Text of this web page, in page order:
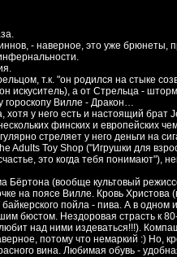
- наверное, это уже брюнеты,
т.к. "он родился на стыке
искуситель), а от Стрельца -
гороскопу Вилле - Дракон…
у него есть и настоящий брат
финских и европейских
стреляет у него деньги на
Adults Toy Shop ("Игрушки для
это когда тебя понимают"),
(вообще культовый
на поясе Вилле. Кровь Христова
пойла - пива. А в
бюстом. Нездоровая страсть к
над ними издеваться!!!).
потому что немаркий :) Но,
вина. Любимая обувь -